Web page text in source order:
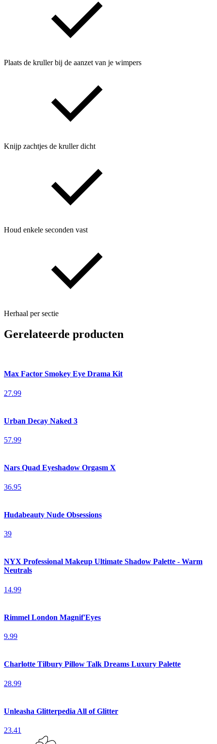
Plaats de kruller bij de aanzet van je wimpers
Knijp zachtjes de kruller dicht
Houd enkele seconden vast
Herhaal per sectie
Gerelateerde producten
Max Factor Smokey Eye Drama Kit
27.99
Urban Decay Naked 3
57.99
Nars Quad Eyeshadow Orgasm X
36.95
Hudabeauty Nude Obsessions
39
NYX Professional Makeup Ultimate Shadow Palette - Warm
Neutrals
14.99
Rimmel London Magnif'Eyes
9.99
Charlotte Tilbury Pillow Talk Dreams Luxury Palette
28.99
Unleasha Glitterpedia All of Glitter
23.41